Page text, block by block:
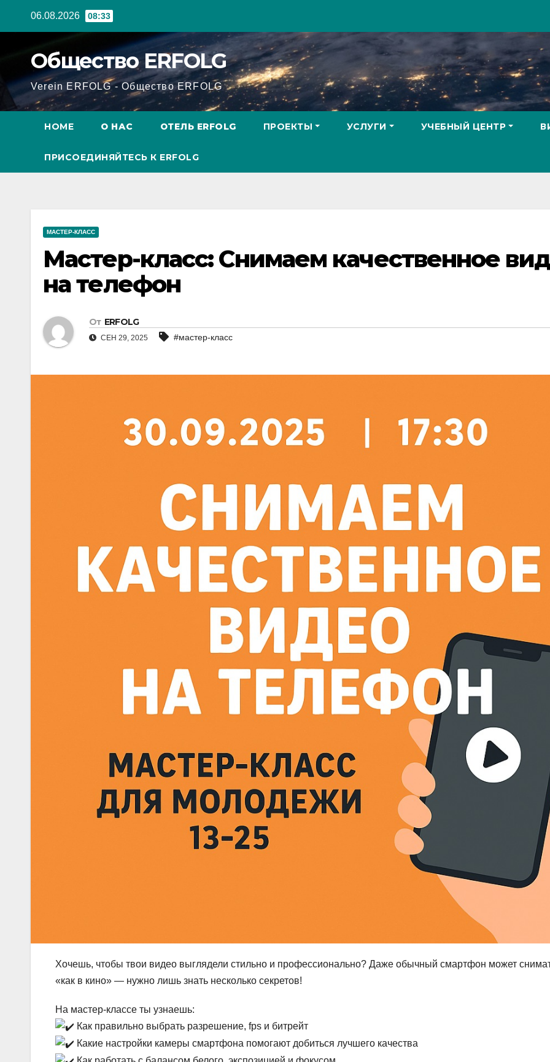
06.08.2026 08:33
Общество ERFOLG
Verein ERFOLG - Общество ERFOLG
HOME О НАС ОТЕЛЬ ERFOLG ПРОЕКТЫ УСЛУГИ УЧЕБНЫЙ ЦЕНТР
ПРИСОЕДИНЯЙТЕСЬ К ERFOLG
МАСТЕР-КЛАСС
Мастер-класс: Снимаем качественное
на телефон
От ERFOLG
СЕН 29, 2025 #мастер-класс
Хочешь, чтобы твои видео выглядели стильно и профессионально? Даже обычный смартфон может
«как в кино» — нужно лишь знать несколько секретов!
На мастер-классе ты узнаешь:
Как правильно выбрать разрешение, fps и битрейт
Какие настройки камеры смартфона помогают добиться лучшего качества